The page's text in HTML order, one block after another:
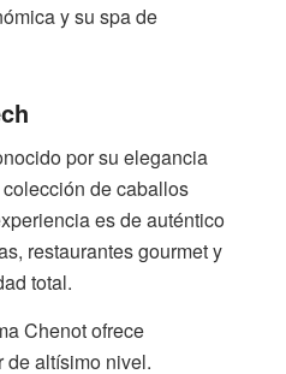
y su spa de
por su elegancia
de caballos
es de auténtico
restaurantes gourmet y
total.
Chenot ofrece
de altísimo nivel.